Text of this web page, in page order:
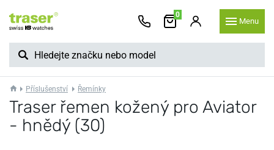
0
Menu
Příslušenství Řemínky
Traser řemen kožený pro Aviator
- hnědý (30)